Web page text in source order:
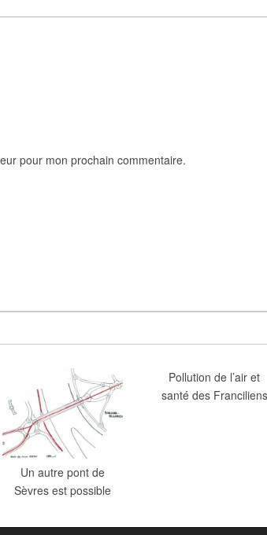
pour mon prochain commentaire.
Un autre pont de
Sèvres est possible
Pollution de l’air et
santé des Franciliens